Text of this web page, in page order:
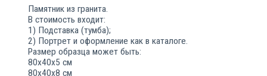
Памятник из гранита.
В стоимость входит:
1) Подставка (тумба);
2) Портрет и оформление как в каталоге.
Размер образца может быть:
80х40х5 см
80х40х8 см